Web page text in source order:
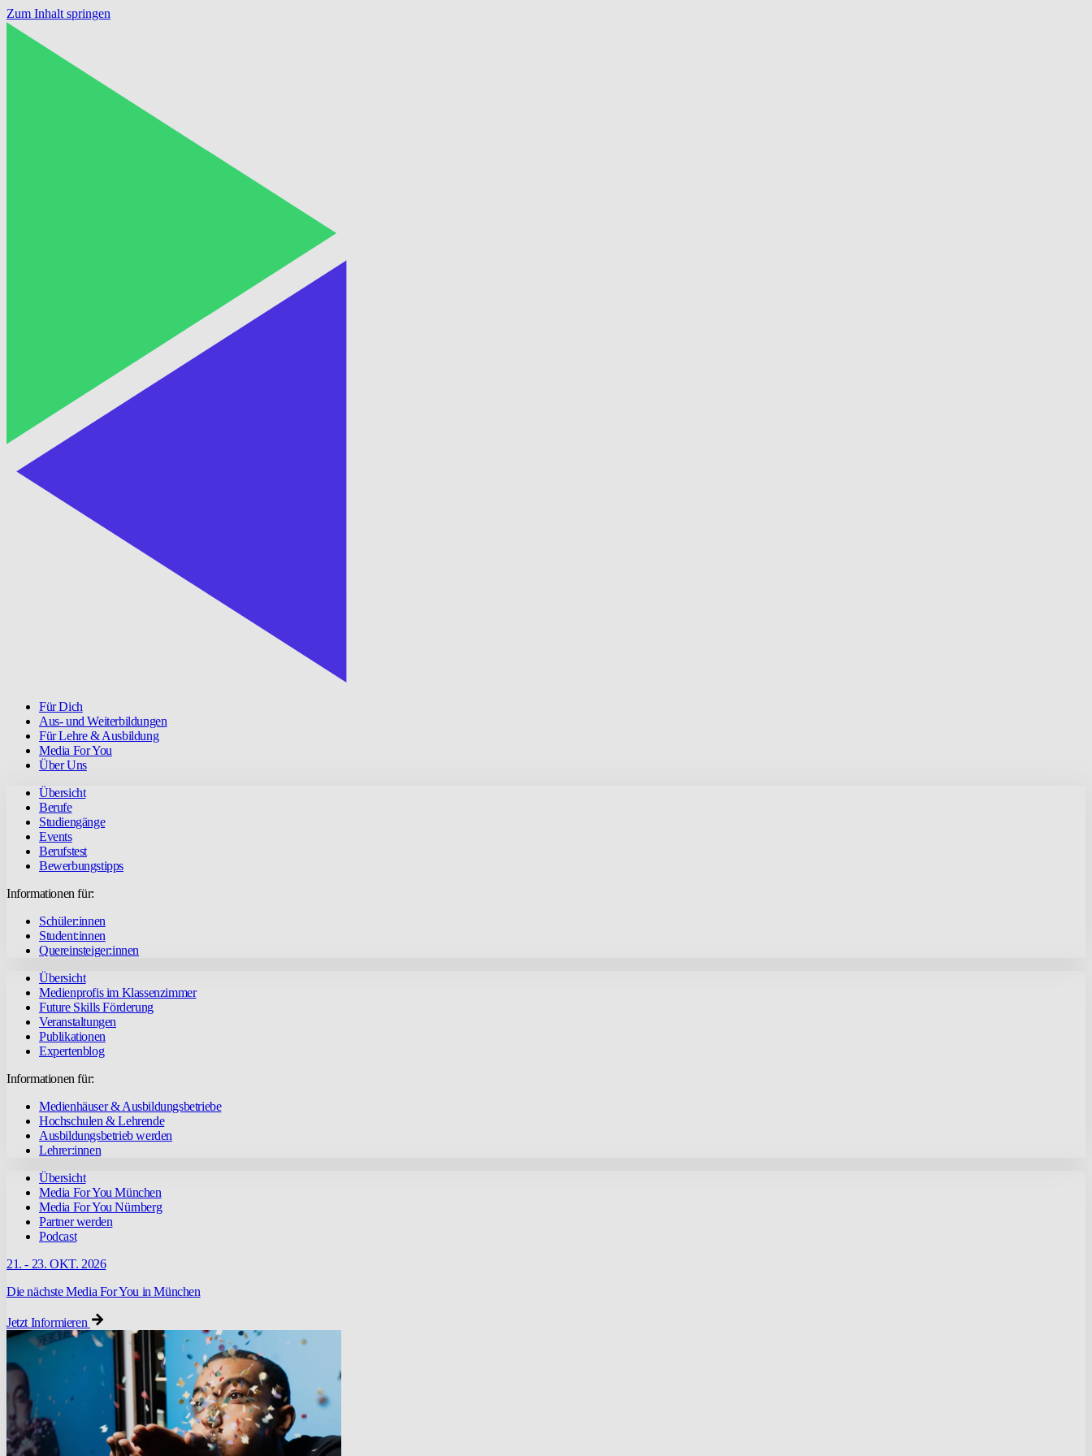
Zum Inhalt springen
Für Dich
Aus- und Weiterbildungen
Für Lehre & Ausbildung
Media For You
Über Uns
Übersicht
Berufe
Studiengänge
Events
Berufstest
Bewerbungstipps
Informationen für:
Schüler:innen
Student:innen
Quereinsteiger:innen
Übersicht
Medienprofis im Klassenzimmer
Future Skills Förderung
Veranstaltungen
Publikationen
Expertenblog
Informationen für:
Medienhäuser & Ausbildungsbetriebe
Hochschulen & Lehrende
Ausbildungsbetrieb werden
Lehrer:innen
Übersicht
Media For You München
Media For You Nürnberg
Partner werden
Podcast
21. - 23. OKT. 2026
Die nächste Media For You in München
Jetzt Informieren